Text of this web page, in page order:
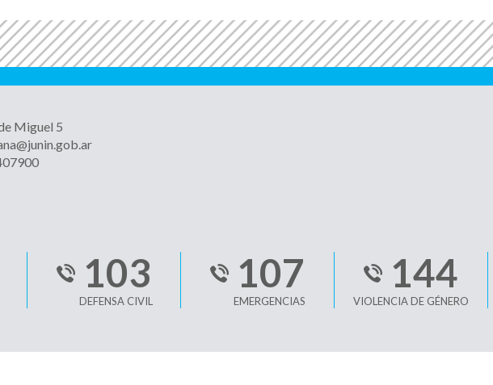
Miguel 5
103
DEFENSA CIVIL
107
EMERGENCIAS
144
VIOLENCIA DE GÉNERO